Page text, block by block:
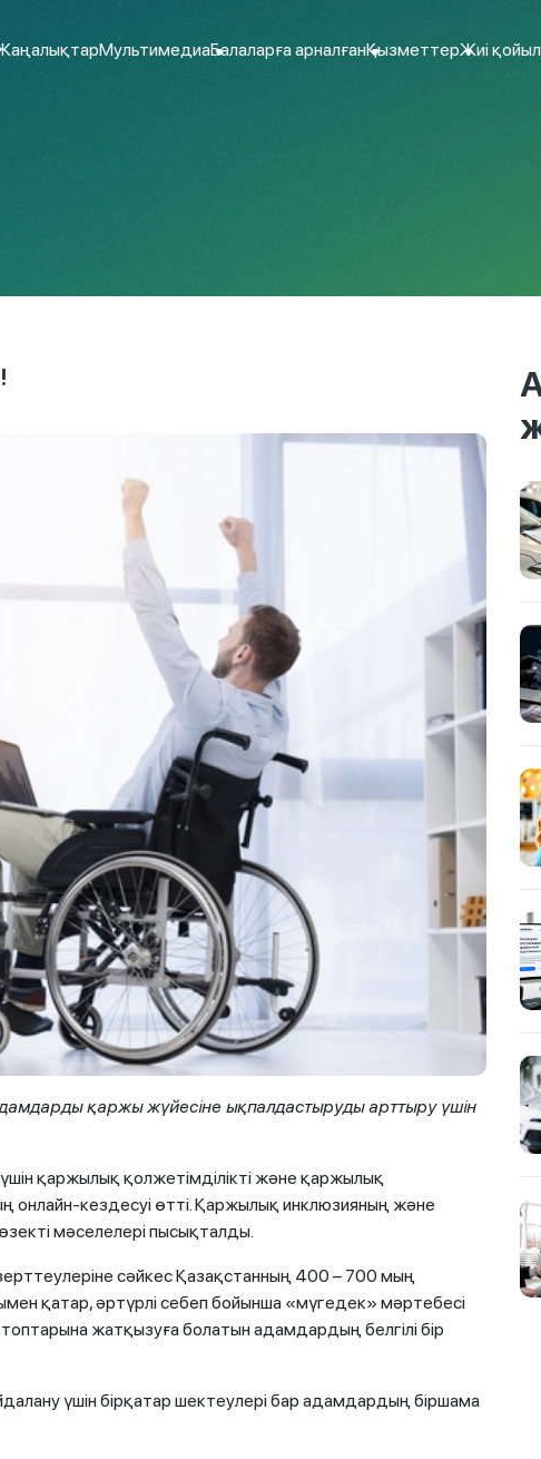
МультимедиаБалаларға арналғанҚызметтерЖиі
қаржы жүйесіне ықпалдастыруды арттыру үшін
қаржылық қолжетімділікті және қаржылық
онлайн-кездесуі өтті. Қаржылық инклюзияның және
мәселелері пысықталды.
сәйкес Қазақстанның 400 – 700 мың
қатар, әртүрлі себеп бойынша «мүгедек» мәртебесі
жатқызуға болатын адамдардың белгілі бір
үшін бірқатар шектеулері бар адамдардың біршама